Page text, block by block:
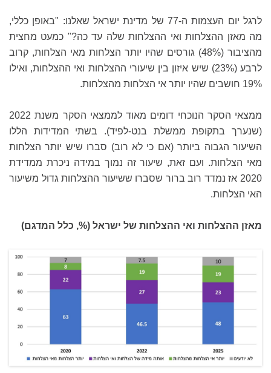
לרגל יום העצמות ה-77 של מדינת ישראל שאלנו: "באופן כללי,
מה מאזן ההצלחות ואי ההצלחות שלה עד כה?" כמעט מחצית
מהציבור (48%) גורסים שהיו יותר הצלחות מאי הצלחות, קרוב
לרבע (23%) שיש איזון בין שיעורי ההצלחות ואי ההצלחות, ואילו
19% חושבים שהיו יותר אי הצלחות מהצלחות.
ממצאי הסקר הנוכחי דומים מאוד לממצאי הסקר משנת 2022
(שנערך בתקופת ממשלת בנט-לפיד). בשתי המדידות הללו
השיעור הגבוה ביותר (אם כי לא רוב) סברו שיש יותר הצלחות
מאי הצלחות. ועם זאת, שיעור זה נמוך במידה ניכרת ממדידת
2020 אז נמדד רוב ברור שסברו ששיעור ההצלחות גדול משיעור
האי הצלחות.
מאזן ההצלחות ואי ההצלחות של ישראל (%, כלל המדגם)